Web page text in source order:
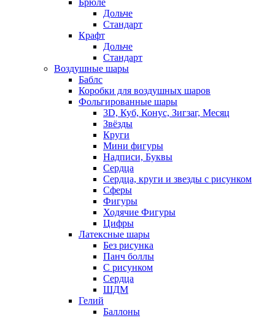
Брюле
Дольче
Стандарт
Крафт
Дольче
Стандарт
Воздушные шары
Баблс
Коробки для воздушных шаров
Фольгированные шары
3D, Куб, Конус, Зигзаг, Месяц
Звёзды
Круги
Мини фигуры
Надписи, Буквы
Сердца
Сердца, круги и звезды с рисунком
Сферы
Фигуры
Ходячие Фигуры
Цифры
Латексные шары
Без рисунка
Панч боллы
С рисунком
Сердца
ШДМ
Гелий
Баллоны